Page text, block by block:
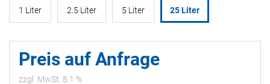
1 Liter 2.5 Liter 5 Liter 25 Liter
Preis auf Anfrage
zzgl. MwSt. 8.1 %